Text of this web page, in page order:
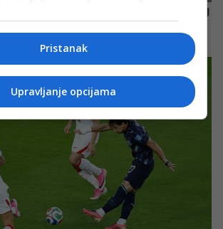
Pristanak
Upravljanje opcijama